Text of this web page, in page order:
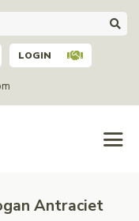
LOGIN
Antraciet